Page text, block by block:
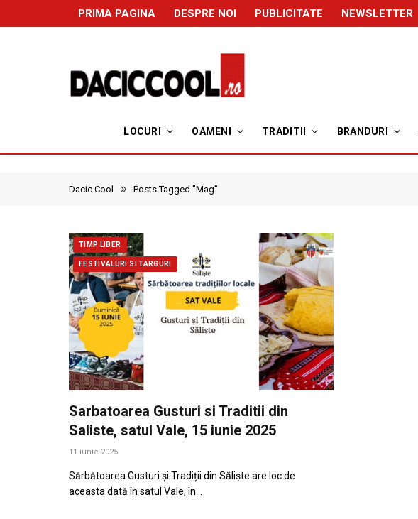
PRIMA PAGINA DESPRE NOI PUBLICITATE NEWSLETTER
LOCURI OAMENI TRADITII BRANDURI
Dacic Cool » Posts Tagged "Mag"
TIMP LIBER
FESTIVALURI SI TARGURI
Sarbatoarea Gusturi si Traditii din
Saliste, satul Vale, 15 iunie 2025
11 iunie 2025
Sărbătoarea Gusturi și Tradiții din Săliște are loc de
aceasta dată în satul Vale, în…